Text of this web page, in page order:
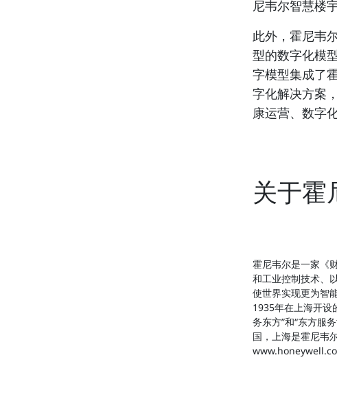
尼韦尔智慧楼
此外，霍尼韦
型的数字化模
字模型集成了
字化解决方案
康运营、数字
关于霍
霍尼韦尔是一家《
和工业控制技术、
使世界实现更为智
1935年在上海开设
务东方”和“东方服
国，上海是霍尼韦